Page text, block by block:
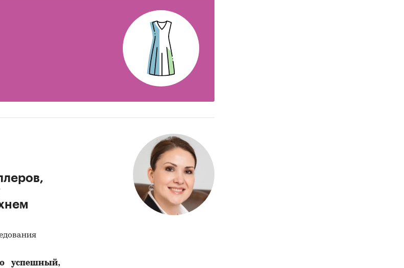
на приобретение детской одежды
– первая компания, которая специализируется на выпуске
проведенные специалистами «Экспресс-Обзор», дают
получить основную информацию и общее представление о
в ходе исследования оценки независимы и объективны.
успешный,